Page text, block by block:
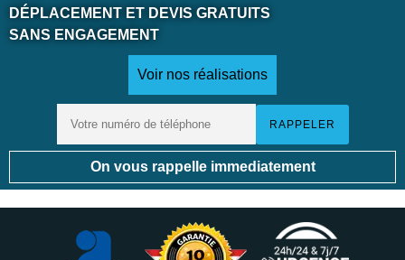
DÉPLACEMENT ET DEVIS GRATUITS
SANS ENGAGEMENT
Voir nos réalisations
On vous rappelle immediatement